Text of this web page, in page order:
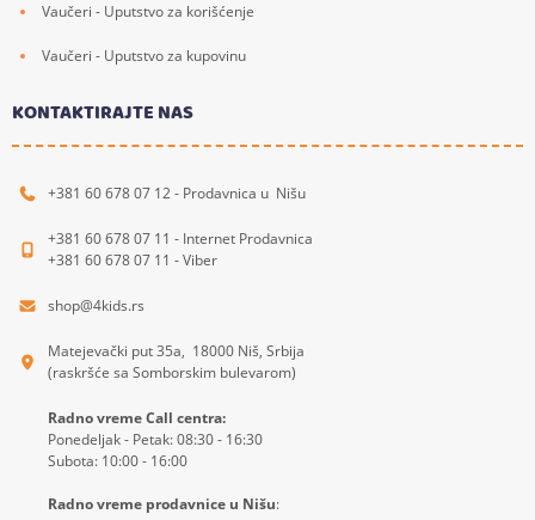
Vaučeri - Uputstvo za korišćenje
Vaučeri - Uputstvo za kupovinu
KONTAKTIRAJTE NAS
+381 60 678 07 12 - Prodavnica u Nišu
+381 60 678 07 11 - Internet Prodavnica
+381 60 678 07 11 - Viber
shop@4kids.rs
Matejevački put 35a, 18000 Niš, Srbija
(raskršće sa Somborskim bulevarom)
Radno vreme Call centra:
Ponedeljak - Petak: 08:30 - 16:30
Subota: 10:00 - 16:00
Radno vreme prodavnice u Nišu: